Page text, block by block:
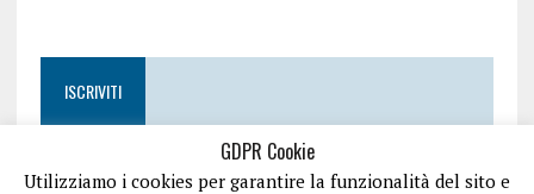
ISCRIVITI
GDPR Cookie
Utilizziamo i cookies per garantire la funzionalità del sito e